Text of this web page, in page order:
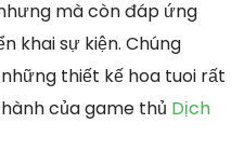
mà còn đáp ứng
khai sự kiện. Chúng
thiết kế hoa tuoi rất
của game thủ Dịch